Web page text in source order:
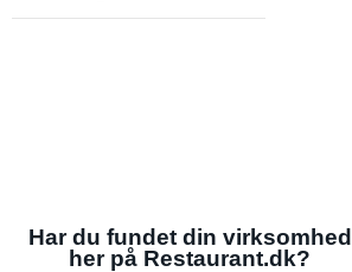
Har du fundet din virksomhed
her på Restaurant.dk?